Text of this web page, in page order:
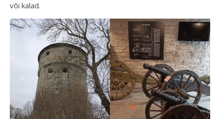
või kalad.